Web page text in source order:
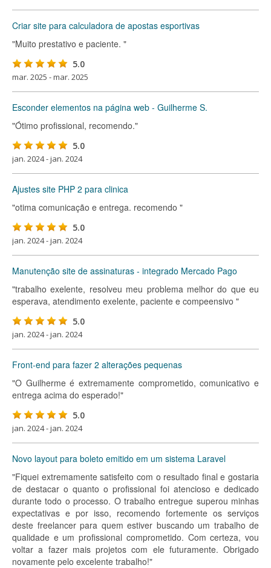
Criar site para calculadora de apostas esportivas
"Muito prestativo e paciente. "
5.0
mar. 2025 - mar. 2025
Esconder elementos na página web - Guilherme S.
"Ótimo profissional, recomendo."
5.0
jan. 2024 - jan. 2024
Ajustes site PHP 2 para clinica
"otima comunicação e entrega. recomendo "
5.0
jan. 2024 - jan. 2024
Manutenção site de assinaturas - integrado Mercado Pago
"trabalho exelente, resolveu meu problema melhor do que eu
esperava, atendimento exelente, paciente e compeensivo "
5.0
jan. 2024 - jan. 2024
Front-end para fazer 2 alterações pequenas
"O Guilherme é extremamente comprometido, comunicativo e
entrega acima do esperado!"
5.0
jan. 2024 - jan. 2024
Novo layout para boleto emitido em um sistema Laravel
"Fiquei extremamente satisfeito com o resultado final e gostaria
de destacar o quanto o profissional foi atencioso e dedicado
durante todo o processo. O trabalho entregue superou minhas
expectativas e por isso, recomendo fortemente os serviços
deste freelancer para quem estiver buscando um trabalho de
qualidade e um profissional comprometido. Com certeza, vou
voltar a fazer mais projetos com ele futuramente. Obrigado
novamente pelo excelente trabalho!"